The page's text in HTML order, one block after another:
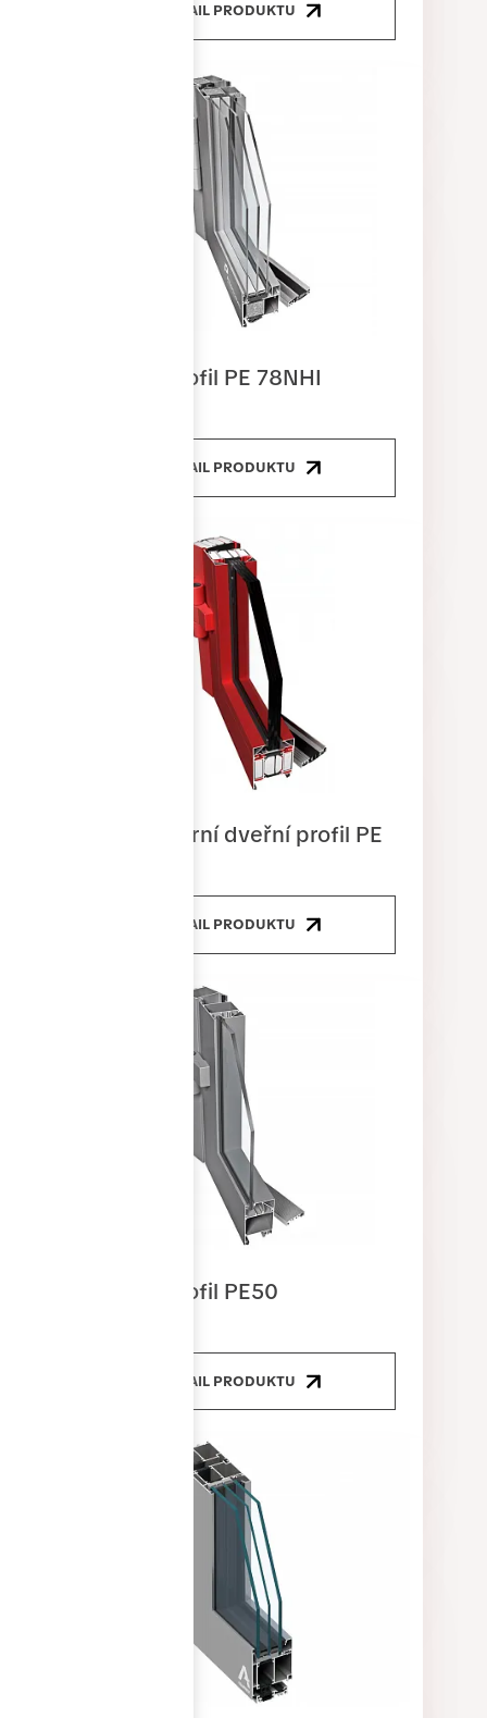
DETAIL PRODUKTU
Dveřní profil PE 78NHI
DETAIL PRODUKTU
Protipožární dveřní profil PE
DETAIL PRODUKTU
Dveřní profil PE50
DETAIL PRODUKTU